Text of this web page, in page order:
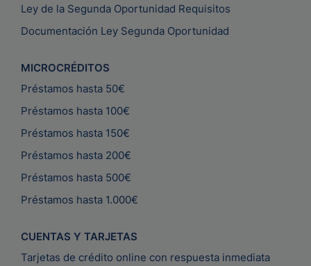
Ley de la Segunda Oportunidad Requisitos
Documentación Ley Segunda Oportunidad
MICROCRÉDITOS
Préstamos hasta 50€
Préstamos hasta 100€
Préstamos hasta 150€
Préstamos hasta 200€
Préstamos hasta 500€
Préstamos hasta 1.000€
CUENTAS Y TARJETAS
Tarjetas de crédito online con respuesta inmediata